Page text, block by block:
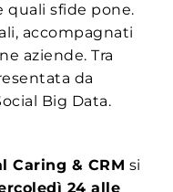
quali sfide pone.
accompagnati
aziende. Tra
da
Big Data.
Caring & CRM si
24 alle